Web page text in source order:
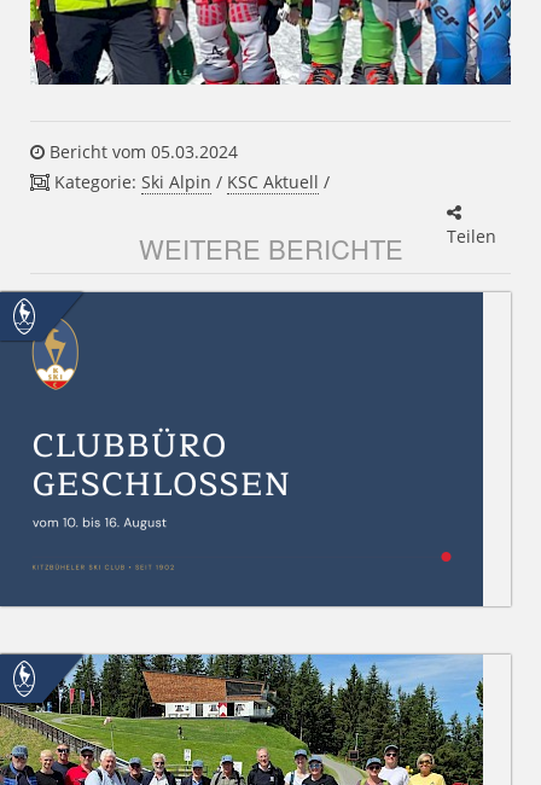
Bericht vom 05.03.2024
Kategorie: Ski Alpin / KSC Aktuell /
Teilen
WEITERE BERICHTE